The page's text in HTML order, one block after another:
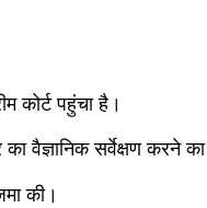
कोर्ट पहुंचा है।
वैज्ञानिक सर्वेक्षण करने
की।